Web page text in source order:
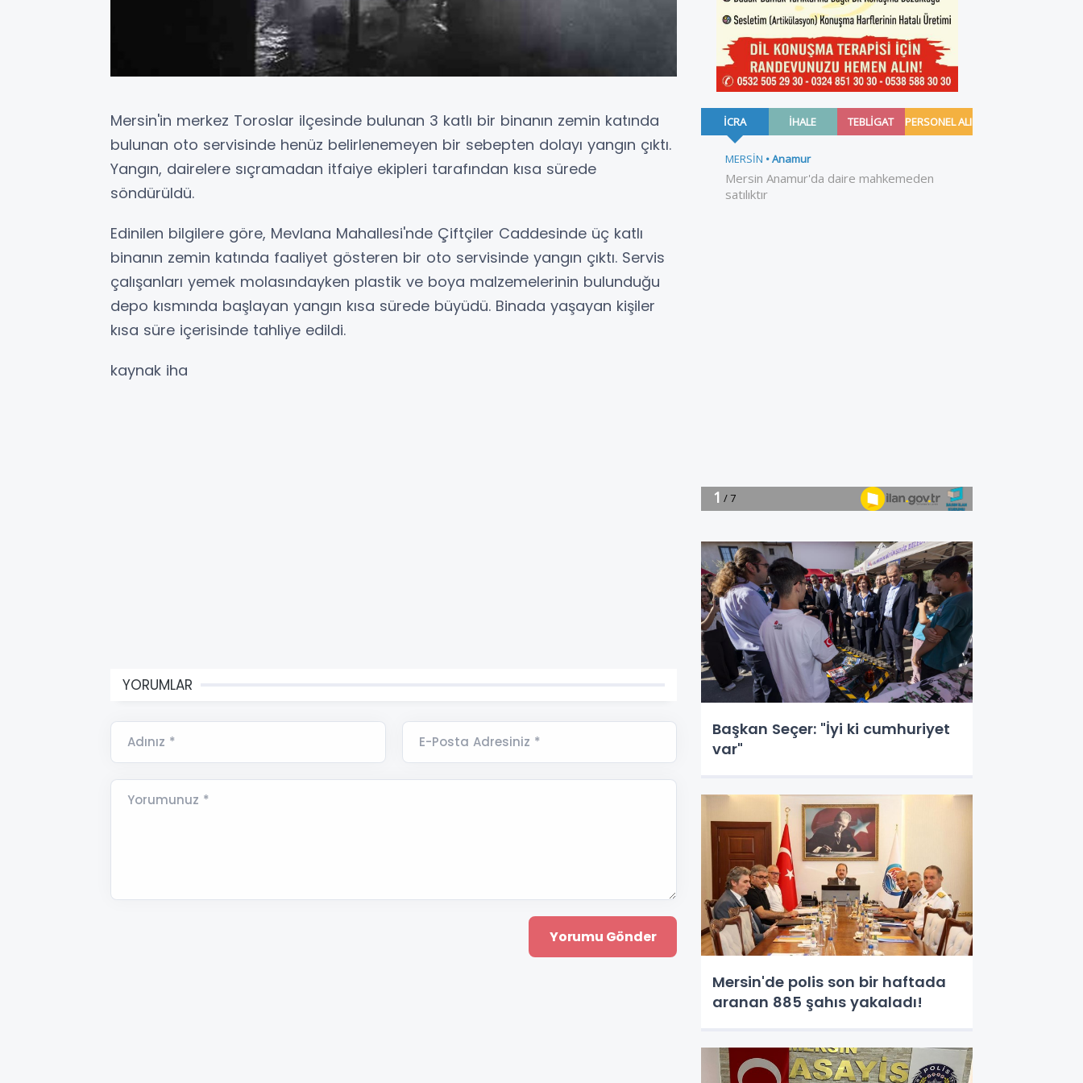
Mersin'in merkez Toroslar ilçesinde bulunan 3 katlı bir binanın zemin katında
bulunan oto servisinde henüz belirlenemeyen bir sebepten dolayı yangın çıktı.
Yangın, dairelere sıçramadan itfaiye ekipleri tarafından kısa sürede
söndürüldü.
Edinilen bilgilere göre, Mevlana Mahallesi'nde Çiftçiler Caddesinde üç katlı
binanın zemin katında faaliyet gösteren bir oto servisinde yangın çıktı. Servis
çalışanları yemek molasındayken plastik ve boya malzemelerinin bulunduğu
depo kısmında başlayan yangın kısa sürede büyüdü. Binada yaşayan kişiler
kısa süre içerisinde tahliye edildi.
kaynak iha
YORUMLAR
Adınız * E-Posta Adresiniz *
Yorumunuz *
Başkan Seçer: "İyi ki cumhuriyet
var"
Mersin'de polis son bir haftada
aranan 885 şahıs yakaladı!